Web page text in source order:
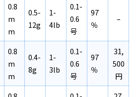
0.8
m
m
0.5-
12g
1-
4lb
0.1-
0.6
号
97
％
–
0.8
m
m
0.4-
8g
1-
3lb
0.1-
0.6
号
97
％
31,
500
円